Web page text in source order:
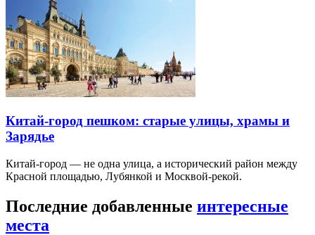
Китай-город пешком: старые улицы, храмы и
Зарядье
Китай-город — не одна улица, а исторический район между
Красной площадью, Лубянкой и Москвой-рекой.
Последние добавленные интересные
места